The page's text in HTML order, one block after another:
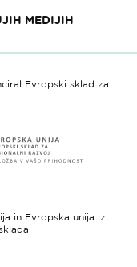
MEDIJIH
Evropski sklad za
do
spletne
-
in Evropska unija iz